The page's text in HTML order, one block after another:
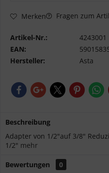
Merken Fragen zum
Artikel-Nr.:
4243001
EAN:
Hersteller:
Asta
Beschreibung
Adapter von 1/2"auf 3/8"
1/2" mehr
Bewertungen
0